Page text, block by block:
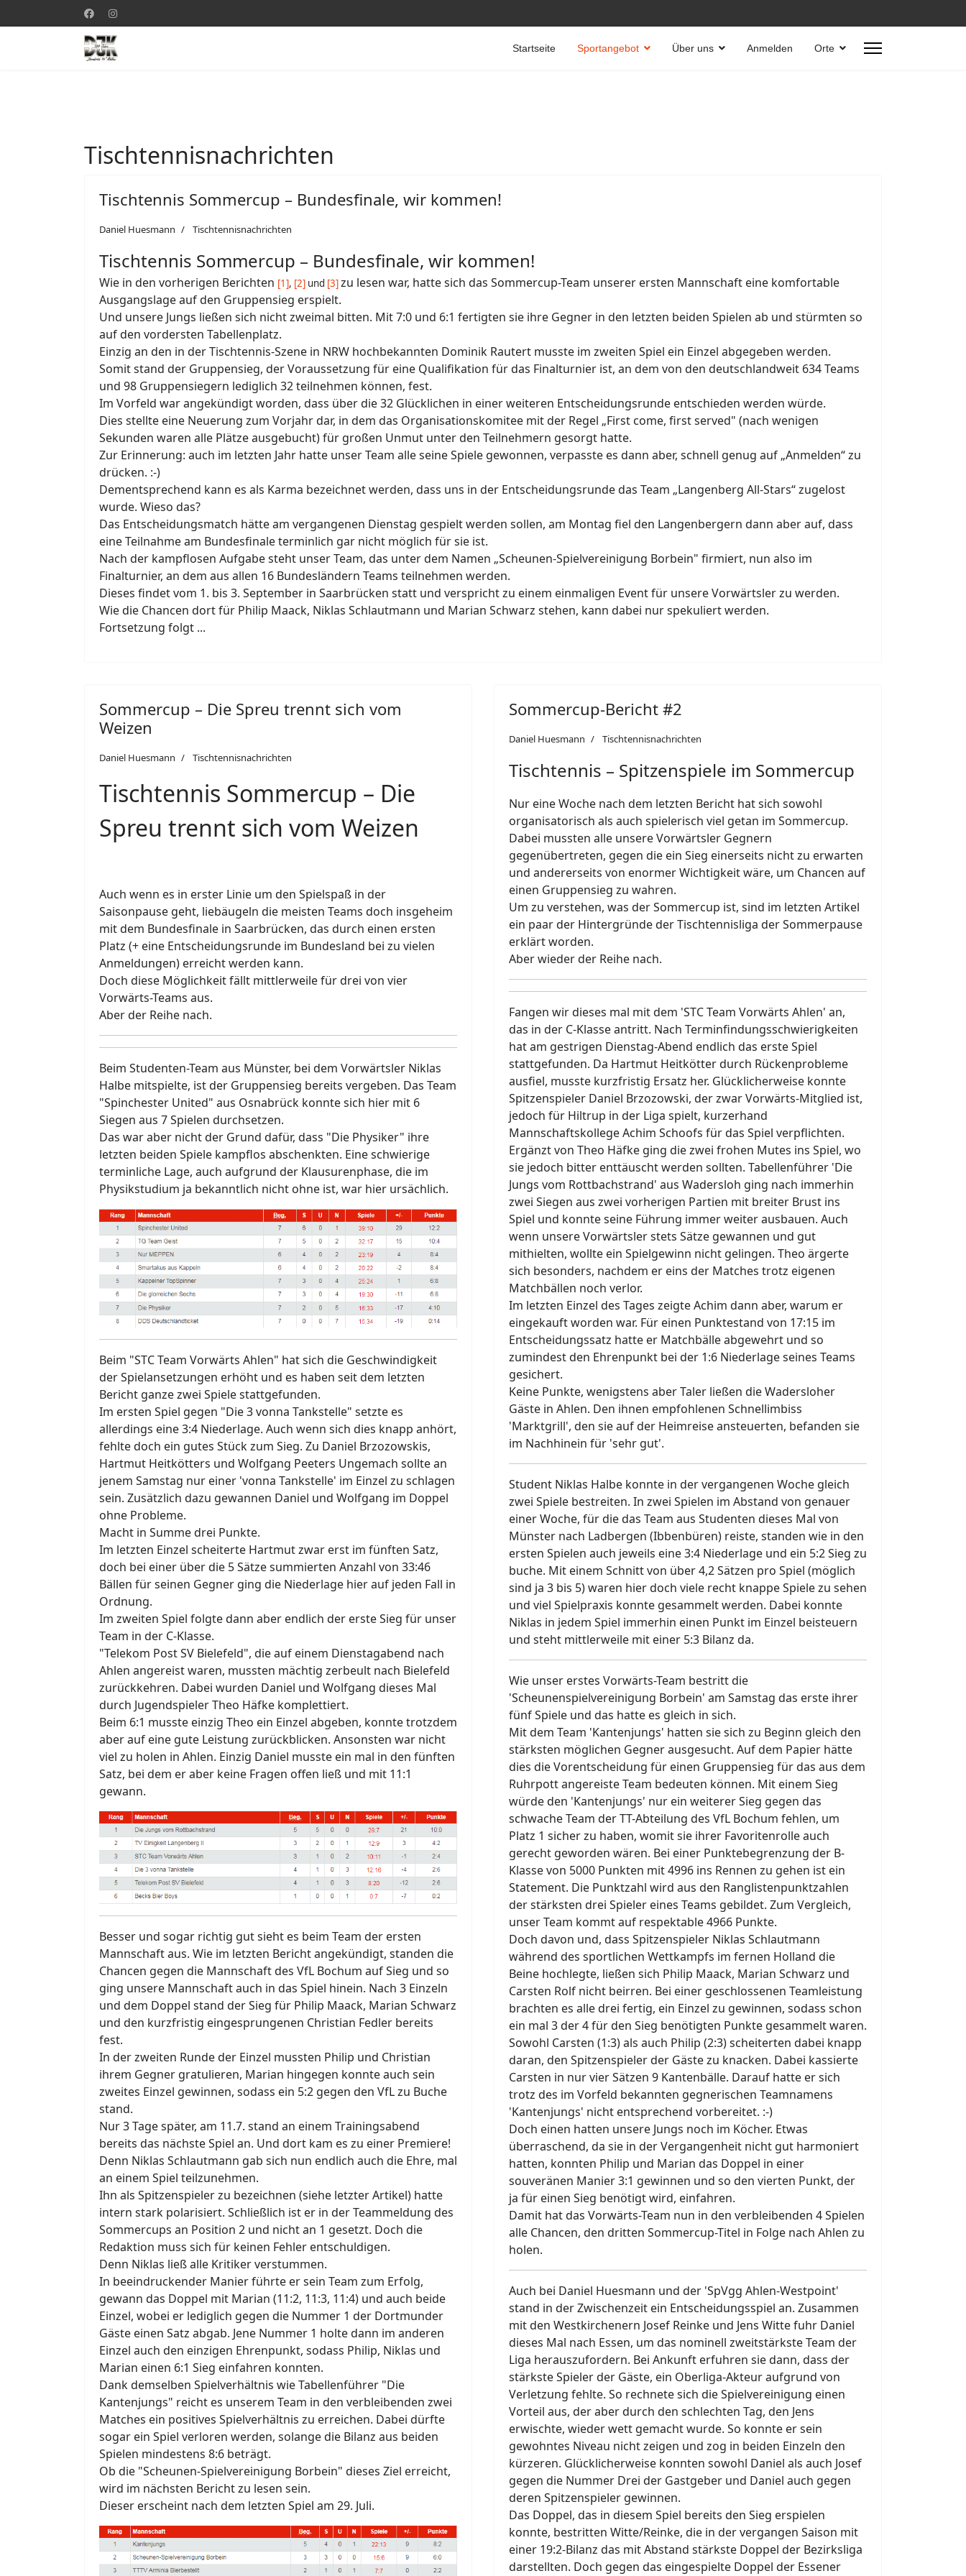
Startseite Sportangebot Über uns Anmelden Orte
Tischtennisnachrichten
Tischtennis Sommercup – Bundesfinale, wir kommen!
Daniel Huesmann Tischtennisnachrichten
Tischtennis Sommercup – Bundesfinale, wir kommen!
Wie in den vorherigen Berichten [1], [2] und [3]zu lesen war, hatte sich das Sommercup-Team unserer ersten Mannschaft eine komfortable
Ausgangslage auf den Gruppensieg erspielt.
Und unsere Jungs ließen sich nicht zweimal bitten. Mit 7:0 und 6:1 fertigten sie ihre Gegner in den letzten beiden Spielen ab und stürmten so
auf den vordersten Tabellenplatz.
Einzig an den in der Tischtennis-Szene in NRW hochbekannten Dominik Rautert musste im zweiten Spiel ein Einzel abgegeben werden.
Somit stand der Gruppensieg, der Voraussetzung für eine Qualifikation für das Finalturnier ist, an dem von den deutschlandweit 634 Teams
und 98 Gruppensiegern lediglich 32 teilnehmen können, fest.
Im Vorfeld war angekündigt worden, dass über die 32 Glücklichen in einer weiteren Entscheidungsrunde entschieden werden würde.
Dies stellte eine Neuerung zum Vorjahr dar, in dem das Organisationskomitee mit der Regel „First come, firstserved" (nach wenigen
Sekunden waren alle Plätze ausgebucht) für großen Unmut unter den Teilnehmern gesorgt hatte.
Zur Erinnerung: auch im letzten Jahr hatte unser Team alle seine Spiele gewonnen, verpasste es dann aber, schnell genug auf „Anmelden“ zu
drücken. :-)
Dementsprechend kann es als Karma bezeichnet werden, dass uns in der Entscheidungsrunde das Team „Langenberg All-Stars“ zugelost
wurde. Wieso das?
Das Entscheidungsmatch hätte am vergangenen Dienstag gespielt werden sollen, am Montag fiel den Langenbergern dann aber auf, dass
eine Teilnahme am Bundesfinale terminlich gar nicht möglich für sie ist.
Nach der kampflosen Aufgabe steht unser Team, das unter dem Namen „Scheunen-Spielvereinigung Borbein" firmiert, nun also im
Finalturnier, an dem aus allen 16 Bundesländern Teams teilnehmen werden.
Dieses findet vom 1. bis 3. September in Saarbrücken statt und verspricht zu einem einmaligen Event für unsereVorwärtslerzu werden.
Wie die Chancen dort für Philip Maack, Niklas Schlautmann und Marian Schwarz stehen, kann dabei nur spekuliert werden.
Fortsetzung folgt ...
Sommercup – Die Spreu trennt sich vom
Weizen
Daniel Huesmann Tischtennisnachrichten
Tischtennis Sommercup – Die
Spreu trennt sich vom Weizen
Auch wenn es in erster Linie um den Spielspaß in der
Saisonpause geht, liebäugeln die meisten Teams doch insgeheim
mit dem Bundesfinale in Saarbrücken, das durch einen ersten
Platz (+ eine Entscheidungsrunde im Bundesland bei zu vielen
Anmeldungen) erreicht werden kann.
Doch diese Möglichkeit fällt mittlerweile für drei von vier
Vorwärts-Teams aus.
Aber der Reihe nach.
Beim Studenten-Team aus Münster, bei dem Vorwärtsler Niklas
Halbe mitspielte, ist der Gruppensieg bereits vergeben. Das Team
"Spinchester United" aus Osnabrück konnte sich hier mit 6
Siegen aus 7 Spielen durchsetzen.
Das war aber nicht der Grund dafür, dass "Die Physiker" ihre
letzten beiden Spiele kampflos abschenkten. Eine schwierige
terminliche Lage, auch aufgrund der Klausurenphase, die im
Physikstudium ja bekanntlich nicht ohne ist, war hier ursächlich.
Beim "STC Team Vorwärts Ahlen" hat sich die Geschwindigkeit
der Spielansetzungen erhöht und es haben seit dem letzten
Bericht ganze zwei Spiele stattgefunden.
Im ersten Spiel gegen "Die 3 vonna Tankstelle" setzte es
allerdings eine 3:4 Niederlage. Auch wenn sich dies knapp anhört,
fehlte doch ein gutes Stück zum Sieg. Zu Daniel Brzozowskis,
Hartmut Heitkötters und Wolfgang Peeters Ungemach sollte an
jenem Samstag nur einer 'vonna Tankstelle' im Einzel zu schlagen
sein. Zusätzlich dazu gewannen Daniel und Wolfgang im Doppel
ohne Probleme.
Macht in Summe drei Punkte.
Im letzten Einzel scheiterte Hartmut zwar erst im fünften Satz,
doch bei einer über die 5 Sätze summierten Anzahl von 33:46
Bällen für seinen Gegner ging die Niederlage hier auf jeden Fall in
Ordnung.
Im zweiten Spiel folgte dann aber endlich der erste Sieg für unser
Team in der C-Klasse.
"Telekom Post SV Bielefeld", die auf einem Dienstagabend nach
Ahlen angereist waren, mussten mächtig zerbeult nach Bielefeld
zurückkehren. Dabei wurden Daniel und Wolfgang dieses Mal
durch Jugendspieler Theo Häfke komplettiert.
Beim 6:1 musste einzig Theo ein Einzel abgeben, konnte trotzdem
aber auf eine gute Leistung zurückblicken. Ansonsten war nicht
viel zu holen in Ahlen. Einzig Daniel musste ein mal in den fünften
Satz, bei dem er aber keine Fragen offen ließ und mit 11:1
gewann.
Besser und sogar richtig gut sieht es beim Team der ersten
Mannschaft aus. Wie im letzten Bericht angekündigt, standen die
Chancen gegen die Mannschaft des VfL Bochum auf Sieg und so
ging unsere Mannschaft auch in das Spiel hinein. Nach 3 Einzeln
und dem Doppel stand der Sieg für Philip Maack, Marian Schwarz
und den kurzfristig eingesprungenen Christian Fedler bereits
fest.
In der zweiten Runde der Einzel mussten Philip und Christian
ihrem Gegner gratulieren, Marian hingegen konnte auch sein
zweites Einzel gewinnen, sodass ein 5:2 gegen den VfL zu Buche
stand.
Nur 3 Tage später, am 11.7. stand an einem Trainingsabend
bereits das nächste Spiel an. Und dort kam es zu einer Premiere!
Denn Niklas Schlautmann gab sich nun endlich auch die Ehre, mal
an einem Spiel teilzunehmen.
Ihn als Spitzenspieler zu bezeichnen (siehe letzter Artikel) hatte
intern stark polarisiert. Schließlich ist er in der Teammeldung des
Sommercups an Position 2 und nicht an 1 gesetzt. Doch die
Redaktion muss sich für keinen Fehler entschuldigen.
Denn Niklas ließ alle Kritiker verstummen.
In beeindruckender Manier führte er sein Team zum Erfolg,
gewann das Doppel mit Marian (11:2, 11:3, 11:4) und auch beide
Einzel, wobei er lediglich gegen die Nummer 1 der Dortmunder
Gäste einen Satz abgab. Jene Nummer 1 holte dann im anderen
Einzel auch den einzigen Ehrenpunkt, sodass Philip, Niklas und
Marian einen 6:1 Sieg einfahren konnten.
Dank demselben Spielverhältnis wie Tabellenführer "Die
Kantenjungs" reicht es unserem Team in den verbleibenden zwei
Matches ein positives Spielverhältnis zu erreichen. Dabei dürfte
sogar ein Spiel verloren werden, solange die Bilanz aus beiden
Spielen mindestens 8:6 beträgt.
Ob die "Scheunen-Spielvereinigung Borbein" dieses Ziel erreicht,
wird im nächsten Bericht zu lesen sein.
Dieser erscheint nach dem letzten Spiel am 29. Juli.
Sommercup-Bericht #2
Daniel Huesmann Tischtennisnachrichten
Tischtennis – Spitzenspiele im Sommercup
Nur eine Woche nach dem letzten Bericht hat sich sowohl
organisatorisch als auch spielerisch viel getan im Sommercup.
Dabei mussten alle unsere Vorwärtsler Gegnern
gegenübertreten, gegen die ein Sieg einerseits nicht zu erwarten
und andererseits von enormer Wichtigkeit wäre, um Chancen auf
einen Gruppensieg zu wahren.
Um zu verstehen, was der Sommercup ist, sind im letzten Artikel
ein paar der Hintergründe der Tischtennisliga der Sommerpause
erklärt worden.
Aber wieder der Reihe nach.
Fangen wir dieses mal mit dem 'STC Team Vorwärts Ahlen' an,
das in der C-Klasse antritt. Nach Terminfindungsschwierigkeiten
hat am gestrigen Dienstag-Abend endlich das erste Spiel
stattgefunden. Da Hartmut Heitkötter durch Rückenprobleme
ausfiel, musste kurzfristig Ersatz her. Glücklicherweise konnte
Spitzenspieler Daniel Brzozowski, der zwar Vorwärts-Mitglied ist,
jedoch für Hiltrup in der Liga spielt, kurzerhand
Mannschaftskollege Achim Schoofs für das Spiel verpflichten.
Ergänzt von Theo Häfke ging die zwei frohen Mutes ins Spiel, wo
sie jedoch bitter enttäuscht werden sollten. Tabellenführer 'Die
Jungs vom Rottbachstrand' aus Wadersloh ging nach immerhin
zwei Siegen aus zwei vorherigen Partien mit breiter Brust ins
Spiel und konnte seine Führung immer weiter ausbauen. Auch
wenn unsere Vorwärtsler stets Sätze gewannen und gut
mithielten, wollte ein Spielgewinn nicht gelingen. Theo ärgerte
sich besonders, nachdem er eins der Matches trotz eigenen
Matchbällen noch verlor.
Im letzten Einzel des Tages zeigte Achim dann aber, warum er
eingekauft worden war. Für einen Punktestand von 17:15 im
Entscheidungssatz hatte er Matchbälle abgewehrt und so
zumindest den Ehrenpunkt bei der 1:6 Niederlage seines Teams
gesichert.
Keine Punkte, wenigstens aber Taler ließen die Wadersloher
Gäste in Ahlen. Den ihnen empfohlenen Schnellimbiss
'Marktgrill', den sie auf der Heimreise ansteuerten, befanden sie
im Nachhinein für 'sehr gut'.
Student Niklas Halbe konnte in der vergangenen Woche gleich
zwei Spiele bestreiten. In zwei Spielen im Abstand von genauer
einer Woche, für die das Team aus Studenten dieses Mal von
Münster nach Ladbergen (Ibbenbüren) reiste, standen wie in den
ersten Spielen auch jeweils eine 3:4 Niederlage und ein 5:2 Sieg zu
buche. Mit einem Schnitt von über 4,2 Sätzen pro Spiel (möglich
sind ja 3 bis 5) waren hier doch viele recht knappe Spiele zu sehen
und viel Spielpraxis konnte gesammelt werden. Dabei konnte
Niklas in jedem Spiel immerhin einen Punkt im Einzel beisteuern
und steht mittlerweile mit einer 5:3 Bilanz da.
Wie unser erstes Vorwärts-Team bestritt die
'Scheunenspielvereinigung Borbein' am Samstag das erste ihrer
fünf Spiele und das hatte es gleich in sich.
Mit dem Team 'Kantenjungs' hatten sie sich zu Beginn gleich den
stärksten möglichen Gegner ausgesucht. Auf dem Papier hätte
dies die Vorentscheidung für einen Gruppensieg für das aus dem
Ruhrpott angereiste Team bedeuten können. Mit einem Sieg
würde den 'Kantenjungs' nur ein weiterer Sieg gegen das
schwache Team der TT-Abteilung des VfL Bochum fehlen, um
Platz 1 sicher zu haben, womit sie ihrer Favoritenrolle auch
gerecht geworden wären. Bei einer Punktebegrenzung der B-
Klasse von 5000 Punkten mit 4996 ins Rennen zu gehen ist ein
Statement. Die Punktzahl wird aus den Ranglistenpunktzahlen
der stärksten drei Spieler eines Teams gebildet. Zum Vergleich,
unser Team kommt auf respektable 4966 Punkte.
Doch davon und, dass Spitzenspieler Niklas Schlautmann
während des sportlichen Wettkampfs im fernen Holland die
Beine hochlegte, ließen sich Philip Maack, Marian Schwarz und
Carsten Rolf nicht beirren. Bei einer geschlossenen Teamleistung
brachten es alle drei fertig, ein Einzel zu gewinnen, sodass schon
ein mal 3 der 4 für den Sieg benötigten Punkte gesammelt waren.
Sowohl Carsten (1:3) als auch Philip (2:3) scheiterten dabei knapp
daran, den Spitzenspieler der Gäste zu knacken. Dabei kassierte
Carsten in nur vier Sätzen 9 Kantenbälle. Darauf hatte er sich
trotz des im Vorfeld bekannten gegnerischen Teamnamens
'Kantenjungs' nicht entsprechend vorbereitet. :-)
Doch einen hatten unsere Jungs noch im Köcher. Etwas
überraschend, da sie in der Vergangenheit nicht gut harmoniert
hatten, konnten Philip und Marian das Doppel in einer
souveränen Manier 3:1 gewinnen und so den vierten Punkt, der
ja für einen Sieg benötigt wird, einfahren.
Damit hat das Vorwärts-Team nun in den verbleibenden 4 Spielen
alle Chancen, den dritten Sommercup-Titel in Folge nach Ahlen zu
holen.
Auch bei Daniel Huesmann und der 'SpVgg Ahlen-Westpoint'
stand in der Zwischenzeit ein Entscheidungsspiel an. Zusammen
mit den Westkirchenern Josef Reinke und Jens Witte fuhr Daniel
dieses Mal nach Essen, um das nominell zweitstärkste Team der
Liga herauszufordern. Bei Ankunft erfuhren sie dann, dass der
stärkste Spieler der Gäste, ein Oberliga-Akteur aufgrund von
Verletzung fehlte. So rechnete sich die Spielvereinigung einen
Vorteil aus, der aber durch den schlechten Tag, den Jens
erwischte, wieder wett gemacht wurde. So konnte er sein
gewohntes Niveau nicht zeigen und zog in beiden Einzeln den
kürzeren. Glücklicherweise konnten sowohl Daniel als auch Josef
gegen die Nummer Drei der Gastgeber und Daniel auch gegen
deren Spitzenspieler gewinnen.
Das Doppel, das in diesem Spiel bereits den Sieg erspielen
konnte, bestritten Witte/Reinke, die in der vergangen Saison mit
einer 19:2-Bilanz das mit Abstand stärkste Doppel der Bezirksliga
darstellten. Doch gegen das eingespielte Doppel der Essener